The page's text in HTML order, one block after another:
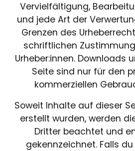
Vervielfältigung,
und jede Art der
Grenzen des
schriftlichen
Urheber:innen. Downloads
Seite sind nur für den
kommerziellen
Soweit Inhalte auf dieser
erstellt wurden, werden
Dritter beachtet und
gekennzeichnet. Falls